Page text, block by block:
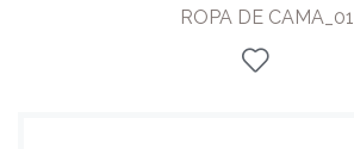
ROPA DE CAMA_01